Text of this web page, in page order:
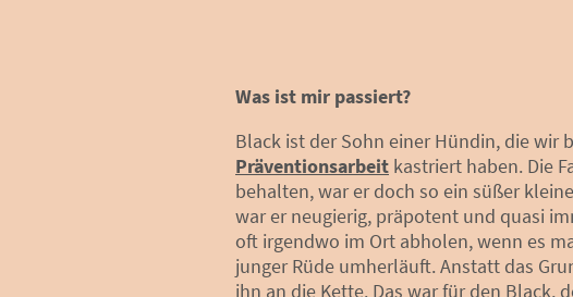
Was ist mir passiert?
Black ist der Sohn einer Hündin, die wir
Präventionsarbeit kastriert haben. Die
behalten, war er doch so ein süßer
war er neugierig, präpotent und quasi
oft irgendwo im Ort abholen, wenn es
junger Rüde umherläuft. Anstatt das
ihn an die Kette. Das war für den Black,